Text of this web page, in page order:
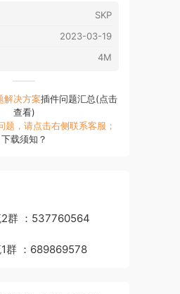
SKP
2023-03-19
4M
解决方案插件问题汇总(点击
查看)
题，请点击右侧联系客服；
下载须知？
群 ：537760564
群 ：689869578